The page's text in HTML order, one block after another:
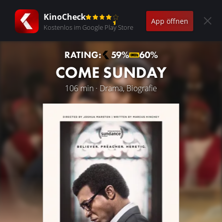
KinoCheck
Kostenlos im Google Play Store
App öffnen
RATING: 59% 60%
COME SUNDAY
106 min · Drama, Biografie